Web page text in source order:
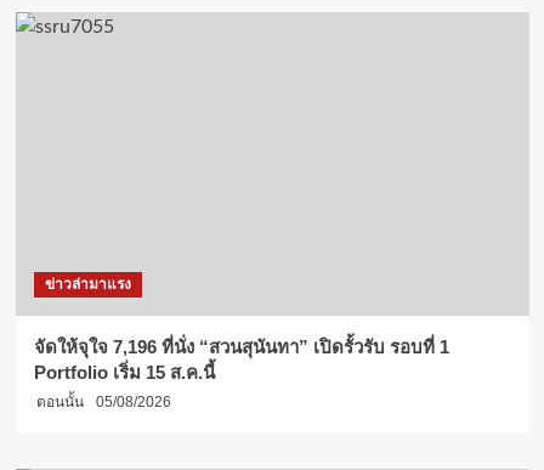
ข่าวล่ามาแรง
จัดให้จุใจ 7,196 ที่นั่ง “สวนสุนันทา” เปิดรั้วรับ รอบที่ 1
Portfolio เริ่ม 15 ส.ค.นี้
ตอนนั้น 05/08/2026